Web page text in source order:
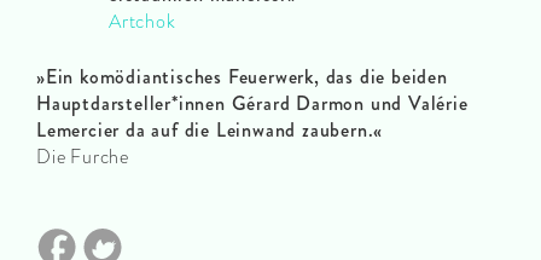
Artchok
»Ein komödiantisches Feuerwerk, das die beiden
Hauptdarsteller*innen Gérard Darmon und Valérie
Lemercier da auf die Leinwand zaubern.«
Die Furche